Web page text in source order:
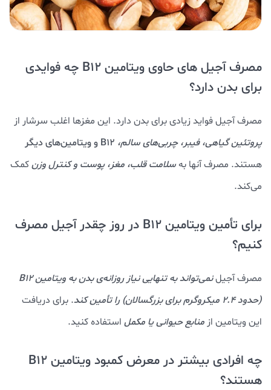
مصرف آجیل های حاوی ویتامین B12 چه فوایدی
برای بدن دارد؟
مصرف آجیل‌ فواید زیادی برای بدن دارد. این مغزها اغلب سرشار از
پروتئین گیاهی، فیبر، چربی‌های سالم،
هستند. مصرف آنها بهسلامت قلب، مغز، پوست و کنترل وزنکمک
می‌کند.
برای تأمین ویتامین B12 در روز چقدر آجیل مصرف
کنیم؟
مصرف آجیل
نمی‌تواند به تنهایی نیاز روزانه‌ی بدن به ویتامین B12
(حدود ۲.۴ میکروگرم برای بزرگسالان) را تأمین کند
. برای دریافت
این ویتامین از منابع حیوانی یا مکمل‌ استفاده کنید.
چه افرادی بیشتر در معرض کمبود ویتامین B12
هستند؟